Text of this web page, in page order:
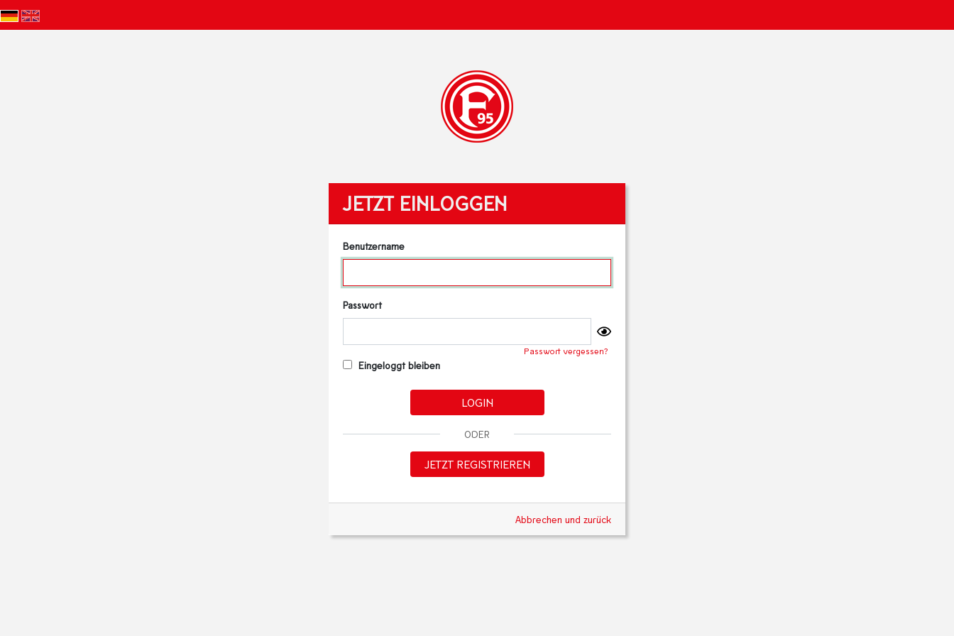
JETZT EINLOGGEN
Benutzername
Passwort
Passwort vergessen?
Eingeloggt bleiben
LOGIN
ODER
JETZT REGISTRIEREN
Abbrechen und zurück